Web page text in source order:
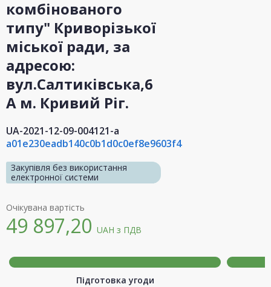
комбінованого
типу" Криворізької
міської ради, за
адресою:
вул.Салтиківська,6
А м. Кривий Ріг.
UA-2021-12-09-004121-a
a01e230eadb140c0b1d0c0ef8e9603f4
Закупівля без використання
електронної системи
Очікувана вартість
49 897,20 UAH з ПДВ
Підготовка угоди